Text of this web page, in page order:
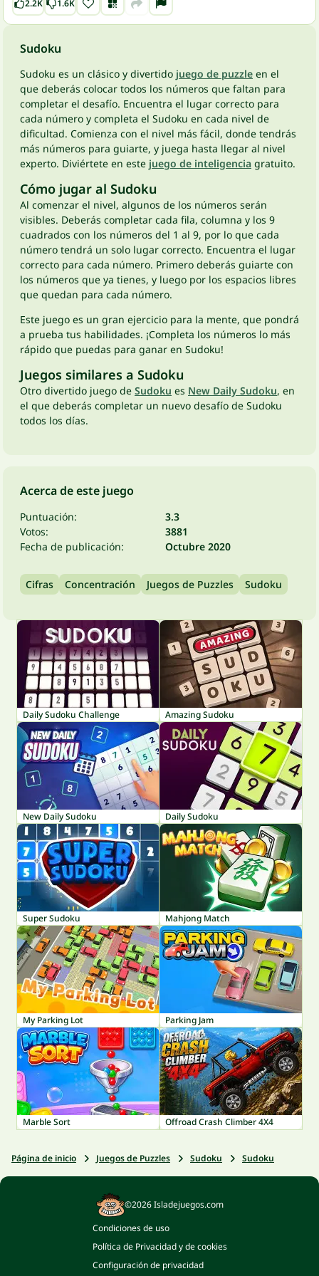
2.2K 1.6K
Sudoku
Sudoku es un clásico y divertido juego de puzzle en el
que deberás colocar todos los números que faltan para
completar el desafío. Encuentra el lugar correcto para
cada número y completa el Sudoku en cada nivel de
dificultad. Comienza con el nivel más fácil, donde tendrás
más números para guiarte, y juega hasta llegar al nivel
experto. Diviértete en este juego de inteligencia gratuito.
Cómo jugar al Sudoku
Al comenzar el nivel, algunos de los números serán
visibles. Deberás completar cada fila, columna y los 9
cuadrados con los números del 1 al 9, por lo que cada
número tendrá un solo lugar correcto. Encuentra el lugar
correcto para cada número. Primero deberás guiarte con
los números que ya tienes, y luego por los espacios libres
que quedan para cada número.
Este juego es un gran ejercicio para la mente, que pondrá
a prueba tus habilidades. ¡Completa los números lo más
rápido que puedas para ganar en Sudoku!
Juegos similares a Sudoku
Otro divertido juego de Sudoku es New Daily Sudoku, en
el que deberás completar un nuevo desafío de Sudoku
todos los días.
Acerca de este juego
Puntuación:
3.3
Votos:
3881
Fecha de publicación:
Octubre 2020
Cifras Concentración Juegos de Puzzles Sudoku
Daily Sudoku Challenge Amazing Sudoku
New Daily Sudoku Daily Sudoku
Super Sudoku Mahjong Match
My Parking Lot Parking Jam
Marble Sort Offroad Crash Climber 4X4
Página de inicio Juegos de Puzzles Sudoku Sudoku
©2026 Isladejuegos.com
Condiciones de uso
Política de Privacidad y de cookies
Configuración de privacidad